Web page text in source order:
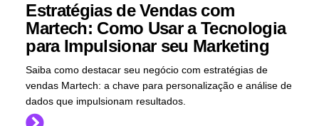
Estratégias de Vendas com
Martech: Como Usar a Tecnologia
para Impulsionar seu Marketing
Saiba como destacar seu negócio com estratégias de
vendas Martech: a chave para personalização e análise de
dados que impulsionam resultados.